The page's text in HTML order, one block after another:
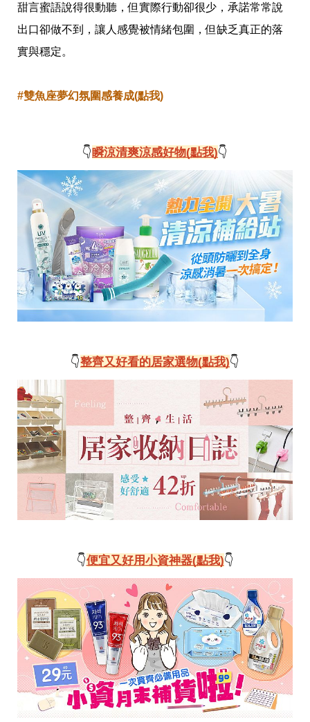
甜言蜜語說得很動聽，但實際行動卻很少，承諾常常說
出口卻做不到，讓人感覺被情緒包圍，但缺乏真正的落
實與穩定。
#雙魚座夢幻氛圍感養成(點我)
👇瞬涼清爽涼感好物(點我)👇
👇整齊又好看的居家選物(點我)👇
👇便宜又好用小資神器(點我)👇